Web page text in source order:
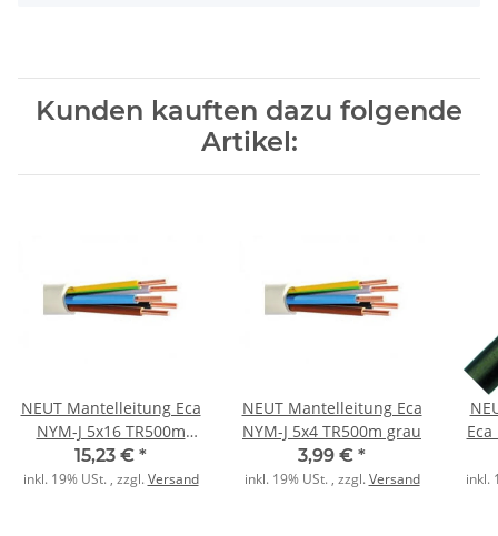
Kunden kauften dazu folgende
Artikel:
NEUT Mantelleitung Eca
NYM-J 5x16 TR500m
grau
15,23 € *
inkl. 19% USt. , zzgl.Versand
NEUT Mantelleitung Eca
NYM-J 5x4 TR500m grau
3,99 € *
inkl. 19% USt. , zzgl.Versand
Eca
inkl.